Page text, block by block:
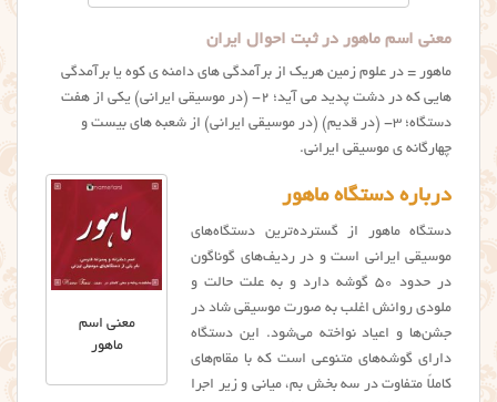
معنی اسم ماهور در ثبت احوال ایران
ماهور = در علوم زمین هریک از برآمدگی های دامنه ی کوه یا برآمدگی
هایی که در دشت پدید می آید؛ ۲- (در موسیقی ایرانی) یکی از هفت
دستگاه؛ ۳- (در قدیم) (در موسيقي ايراني) از شعبه های بیست و
چهارگانه ی موسیقی ایرانی.
معنی اسم
ماهور
درباره دستگاه ماهور
دستگاه ماهور از گسترده‌ترین دستگاه‌های
موسیقی ایرانی است و در ردیف‌های گوناگون
در حدود ۵۰ گوشه دارد و به علت حالت و
ملودی روانش اغلب به صورت موسیقی شاد در
جشن‌ها و اعیاد نواخته می‌شود. این دستگاه
دارای گوشه‌های متنوعی است که با مقام‌های
کاملاً متفاوت در سه بخش بم، میانی و زیر اجرا